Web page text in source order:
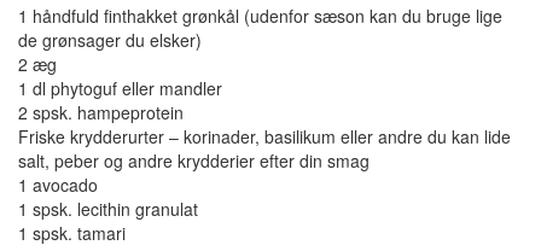
1 håndfuld finthakket grønkål (udenfor sæson kan du bruge lige
de grønsager du elsker)
2 æg
1 dl phytoguf eller mandler
2 spsk. hampeprotein
Friske krydderurter – korinader, basilikum eller andre du kan lide
salt, peber og andre krydderier efter din smag
1 avocado
1 spsk. lecithin granulat
1 spsk. tamari